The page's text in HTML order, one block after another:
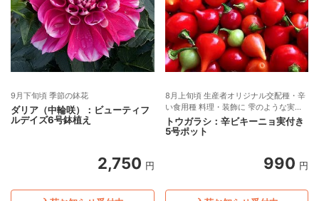
9月下旬頃 季節の鉢花
ダリア（中輪咲）：ビューティフ
ルデイズ6号鉢植え
2,750 円
8月上旬頃 生産者オリジナル交配種・辛
い食用種 料理・装飾に 雫のような実が
かわいい 野菜苗
トウガラシ：辛ビキーニョ実付き
5号ポット
990 円